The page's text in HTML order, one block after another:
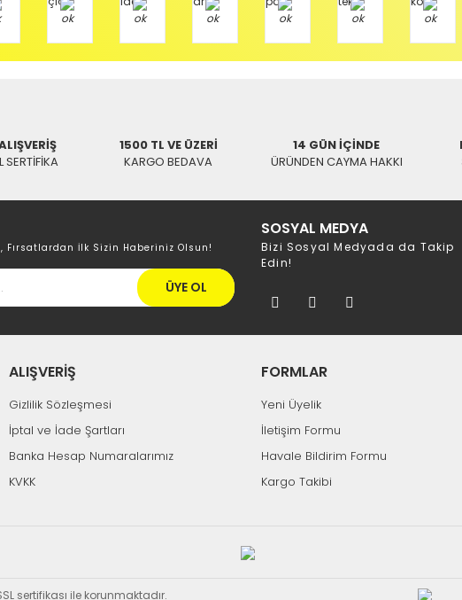
SERTİFİKA
1500 TL VE ÜZERİ
KARGO BEDAVA
14 GÜN İÇİNDE
ÜRÜNDEN CAYMA HAKKI
Fırsatlardan İlk Sizin Haberiniz Olsun!
ÜYE OL
SOSYAL MEDYA
Bizi Sosyal Medyada da Takip
Edin!
ALIŞVERİŞ
Gizlilik Sözleşmesi
İptal ve İade Şartları
Banka Hesap Numaralarımız
KVKK
FORMLAR
Yeni Üyelik
İletişim Formu
Havale Bildirim Formu
Kargo Takibi
sertifikası ile korunmaktadır.